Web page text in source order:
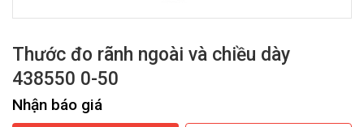
Thước đo rãnh ngoài và chiều dày
438550 0-50
Nhận báo giá